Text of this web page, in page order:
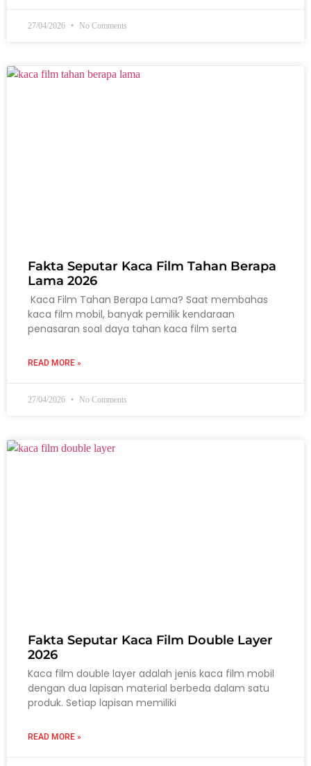
27/04/2026 No Comments
Fakta Seputar Kaca Film Tahan Berapa
Lama 2026
Kaca Film Tahan Berapa Lama? Saat membahas
kaca film mobil, banyak pemilik kendaraan
penasaran soal daya tahan kaca film serta
READ MORE »
27/04/2026 No Comments
Fakta Seputar Kaca Film Double Layer
2026
Kaca film double layer adalah jenis kaca film mobil
dengan dua lapisan material berbeda dalam satu
produk. Setiap lapisan memiliki
READ MORE »